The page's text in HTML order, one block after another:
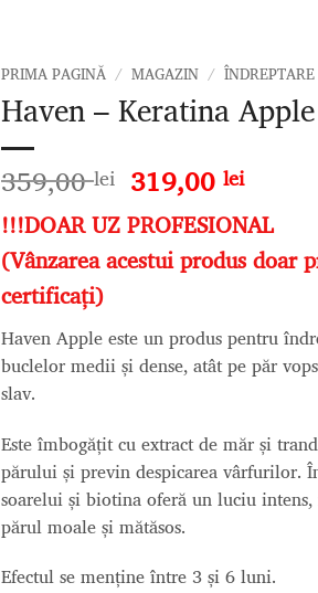
PRIMA PAGINĂ / MAGAZIN / ÎNDREPTARE
Haven – Keratina
359,00lei Prețul
inițial
a
fost:
359,00 lei.
319,00leiPrețul
curent
este:
!!!DOAR UZ PROFESIONAL
(Vânzarea acestui produs doar
certificați)
Haven Apple este un produs pentru
buclelor medii și dense, atât pe păr
slav.
Este îmbogățit cu extract de măr și
părului și previn despicarea vârfurilor.
soarelui și biotina oferă un luciu
părul moale și mătăsos.
Efectul se menține între 3 și 6 luni.